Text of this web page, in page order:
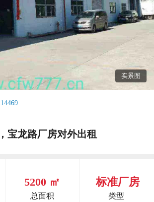
实景图
宝龙路厂房对外出租
5200 ㎡
总面积
标准厂房
类型